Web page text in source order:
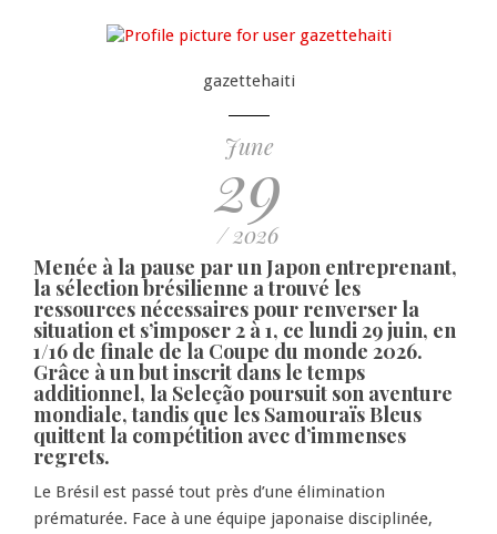
gazettehaiti
June
29
/ 2026
Menée à la pause par un Japon entreprenant,
la sélection brésilienne a trouvé les
ressources nécessaires pour renverser la
situation et s’imposer 2 à 1, ce lundi 29 juin, en
1/16 de finale de la Coupe du monde 2026.
Grâce à un but inscrit dans le temps
additionnel, la Seleção poursuit son aventure
mondiale, tandis que les Samouraïs Bleus
quittent la compétition avec d’immenses
regrets.
Le Brésil est passé tout près d’une élimination
prématurée. Face à une équipe japonaise disciplinée,